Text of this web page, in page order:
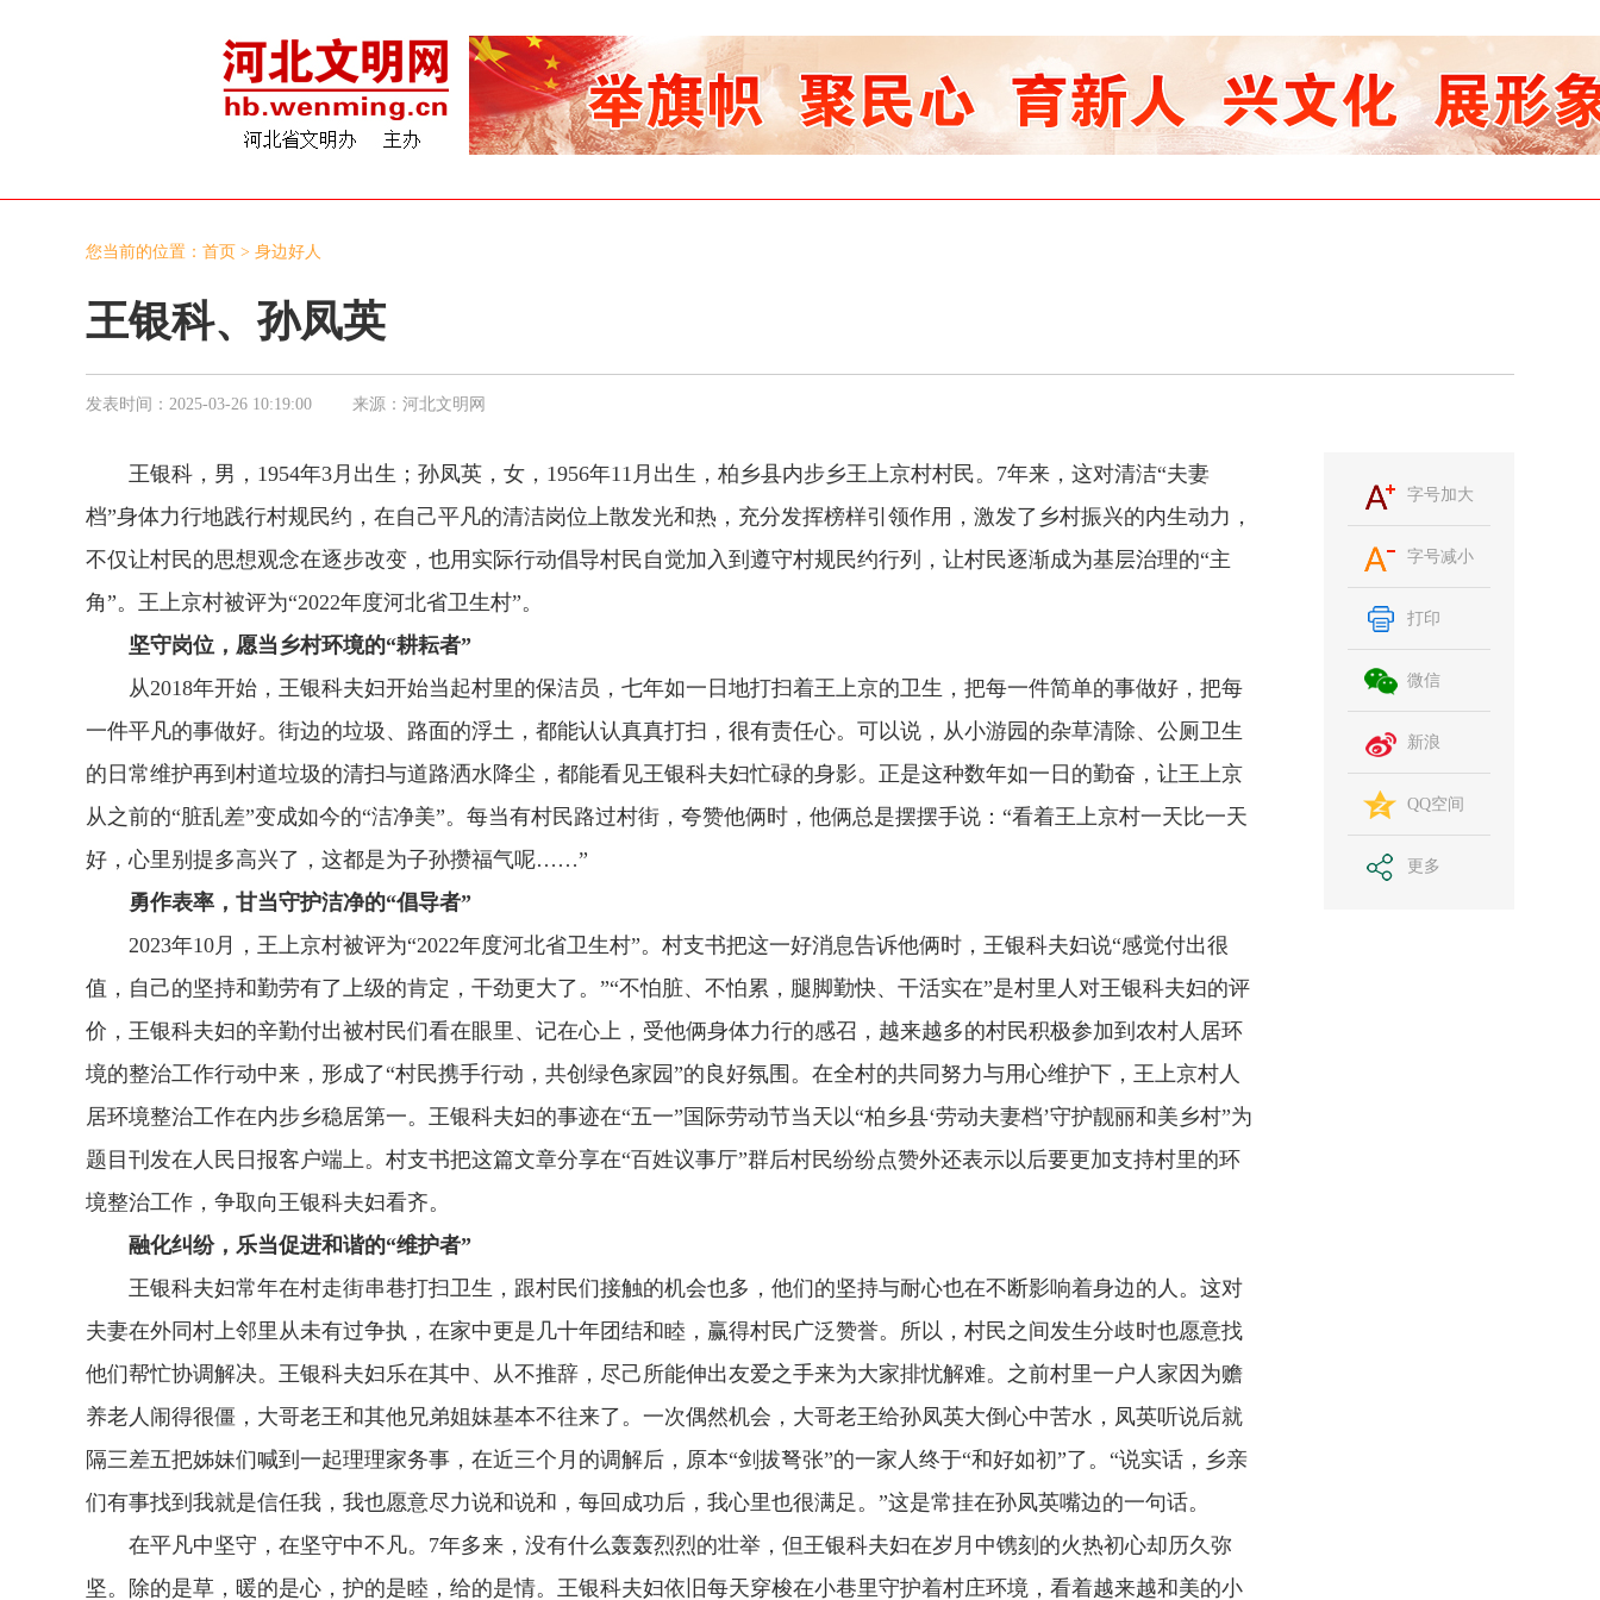
您当前的位置： 首页 > 身边好人
王银科、孙凤英
发表时间： 2025-03-26 10:19:00 来源： 河北文明网
王银科，男，1954年3月出生；孙凤英，女，1956年11月出生，柏乡县内步乡王上京村村民。7年来，这对清洁“夫妻
档”身体力行地践行村规民约，在自己平凡的清洁岗位上散发光和热，充分发挥榜样引领作用，激发了乡村振兴的内生动力，
不仅让村民的思想观念在逐步改变，也用实际行动倡导村民自觉加入到遵守村规民约行列，让村民逐渐成为基层治理的“主
角”。王上京村被评为“2022年度河北省卫生村”。
坚守岗位，愿当乡村环境的“耕耘者”
从2018年开始，王银科夫妇开始当起村里的保洁员，七年如一日地打扫着王上京的卫生，把每一件简单的事做好，把每
一件平凡的事做好。街边的垃圾、路面的浮土，都能认认真真打扫，很有责任心。可以说，从小游园的杂草清除、公厕卫生
的日常维护再到村道垃圾的清扫与道路洒水降尘，都能看见王银科夫妇忙碌的身影。正是这种数年如一日的勤奋，让王上京
从之前的“脏乱差”变成如今的“洁净美”。每当有村民路过村街，夸赞他俩时，他俩总是摆摆手说：“看着王上京村一天比一天
好，心里别提多高兴了，这都是为子孙攒福气呢……”
勇作表率，甘当守护洁净的“倡导者”
2023年10月，王上京村被评为“2022年度河北省卫生村”。村支书把这一好消息告诉他俩时，王银科夫妇说“感觉付出很
值，自己的坚持和勤劳有了上级的肯定，干劲更大了。”“不怕脏、不怕累，腿脚勤快、干活实在”是村里人对王银科夫妇的评
价，王银科夫妇的辛勤付出被村民们看在眼里、记在心上，受他俩身体力行的感召，越来越多的村民积极参加到农村人居环
境的整治工作行动中来，形成了“村民携手行动，共创绿色家园”的良好氛围。在全村的共同努力与用心维护下，王上京村人
居环境整治工作在内步乡稳居第一。王银科夫妇的事迹在“五一”国际劳动节当天以“柏乡县‘劳动夫妻档’守护靓丽和美乡村”为
题目刊发在人民日报客户端上。村支书把这篇文章分享在“百姓议事厅”群后村民纷纷点赞外还表示以后要更加支持村里的环
境整治工作，争取向王银科夫妇看齐。
融化纠纷，乐当促进和谐的“维护者”
王银科夫妇常年在村走街串巷打扫卫生，跟村民们接触的机会也多，他们的坚持与耐心也在不断影响着身边的人。这对
夫妻在外同村上邻里从未有过争执，在家中更是几十年团结和睦，赢得村民广泛赞誉。所以，村民之间发生分歧时也愿意找
他们帮忙协调解决。王银科夫妇乐在其中、从不推辞，尽己所能伸出友爱之手来为大家排忧解难。之前村里一户人家因为赡
养老人闹得很僵，大哥老王和其他兄弟姐妹基本不往来了。一次偶然机会，大哥老王给孙凤英大倒心中苦水，凤英听说后就
隔三差五把姊妹们喊到一起理理家务事，在近三个月的调解后，原本“剑拔弩张”的一家人终于“和好如初”了。“说实话，乡亲
们有事找到我就是信任我，我也愿意尽力说和说和，每回成功后，我心里也很满足。”这是常挂在孙凤英嘴边的一句话。
在平凡中坚守，在坚守中不凡。7年多来，没有什么轰轰烈烈的壮举，但王银科夫妇在岁月中镌刻的火热初心却历久弥
坚。除的是草，暖的是心，护的是睦，给的是情。王银科夫妇依旧每天穿梭在小巷里守护着村庄环境，看着越来越和美的小
字号加大
字号减小
打印
微信
新浪
QQ空间
更多